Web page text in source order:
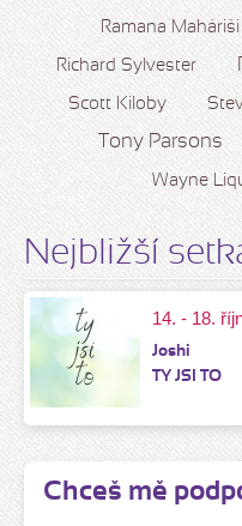
Ramana Maháriši
Richard Sylvester
Scott Kiloby
Tony Parsons
Wayne
Nejbližší
14. - 18.
Joshi
TY JSI TO
Chceš mě